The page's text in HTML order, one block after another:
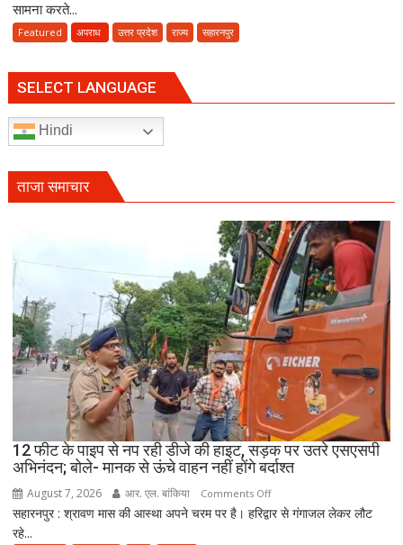
आया
राहुल
ढाका
के
हत्यारों
को
उम्रकैद,
मुकीम
काला
गैंग
दो
शूटरों
पर
75-
का
सामना करते...
Featured अपराध उत्तर प्रदेश राज्य सहारनपुर
SELECT LANGUAGE
Hindi
ताजा समाचार
12 फीट के पाइप से नप रही डीजे की हाइट, सड़क पर उतरे एसएसपी
अभिनंदन; बोले- मानक से ऊंचे वाहन नहीं होंगे बर्दाश्त
August 7, 2026 आर. एल. बांकिया Comments Offon
12
सहारनपुर : श्रावण मास की आस्था अपने चरम पर है। हरिद्वार से गंगाजल लेकर लौट
रहे...